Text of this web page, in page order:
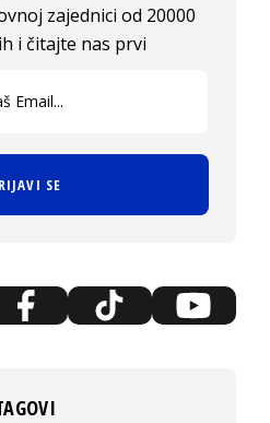
zajednici od 20000
i čitajte nas prvi
SE